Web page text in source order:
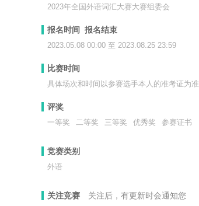
2023年全国外语词汇大赛大赛组委会
报名时间 报名结束
2023.05.08 00:00 至 2023.08.25 23:59
比赛时间
具体场次和时间以参赛选手本人的准考证为准
评奖
一等奖 二等奖 三等奖 优秀奖 参赛证书
竞赛类别
外语
关注竞赛 关注后，有更新时会通知您